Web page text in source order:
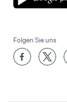
Folgen Sie uns